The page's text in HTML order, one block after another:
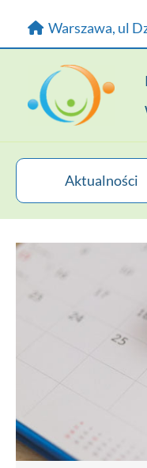
Warszawa, ul
Aktualności